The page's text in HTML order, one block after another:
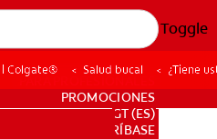
Toggle
PARA PROFESIONALES
PROMOCIONES
GT (ES)
SUSCRÍBASE
| Colgate® Salud bucal ¿Tiene